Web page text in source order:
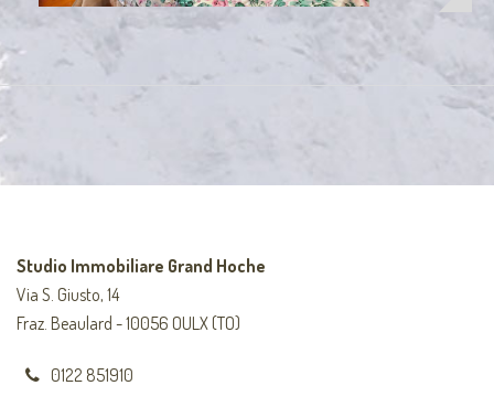
Studio Immobiliare Grand Hoche
Via S. Giusto, 14
Fraz. Beaulard - 10056 OULX (TO)
0122 851910